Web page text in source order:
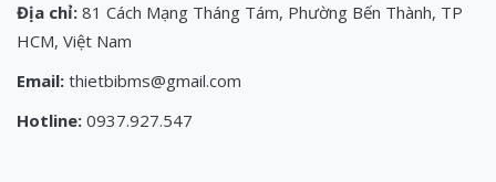
Địa chỉ: 81 Cách Mạng Tháng Tám, Phường Bến Thành, TP
HCM, Việt Nam
Email: thietbibms@gmail.com
Hotline: 0937.927.547